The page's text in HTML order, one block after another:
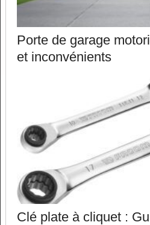
Porte de garage
et inconvénients
Clé plate à cliquet :